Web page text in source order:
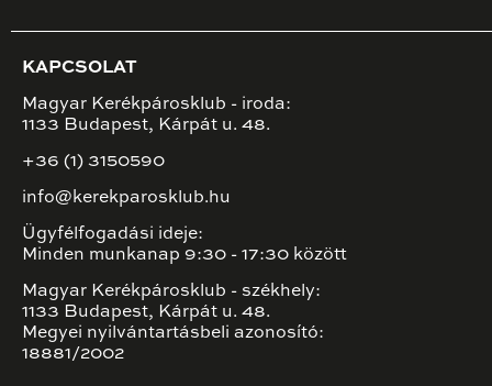
KAPCSOLAT
Magyar Kerékpárosklub - iroda:
1133 Budapest, Kárpát u. 48.
+36 (1) 3150590
info@kerekparosklub.hu
Ügyfélfogadási ideje:
Minden munkanap 9:30 - 17:30 között
Magyar Kerékpárosklub - székhely:
1133 Budapest, Kárpát u. 48.
Megyei nyilvántartásbeli azonosító:
18881/2002